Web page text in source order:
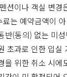
션이나 객실 변경
료는 예약금액이
반(동의) 없는 미
초과로 인한 입실
을 위한 취소 시에